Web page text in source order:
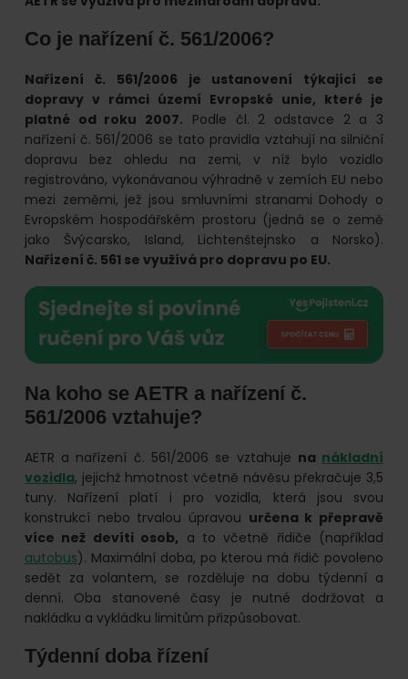
Co je nařízení č. 561/2006?
Nařízení č. 561/2006 je ustanovení týkající se
dopravy v rámci území Evropské unie, které je
platné od roku 2007. Podle čl. 2 odstavce 2 a 3
nařízení č. 561/2006 se tato pravidla vztahují na silniční
dopravu bez ohledu na zemi, v níž bylo vozidlo
registrováno, vykonávanou výhradně v zemích EU nebo
mezi zeměmi, jež jsou smluvními stranami Dohody o
Evropském hospodářském prostoru (jedná se o země
jako Švýcarsko, Island, Lichtenštejnsko a Norsko).
Nařízení č. 561 se využívá pro dopravu po EU.
Na koho se AETR a nařízení č.
561/2006 vztahuje?
AETR a nařízení č. 561/2006 se vztahuje na nákladní
vozidla, jejichž hmotnost včetně návěsu překračuje 3,5
tuny. Nařízení platí i pro vozidla, která jsou svou
konstrukcí nebo trvalou úpravou určena k přepravě
více než devíti osob, a to včetně řidiče (například
autobus). Maximální doba, po kterou má řidič povoleno
sedět za volantem, se rozděluje na dobu týdenní a
denní. Oba stanovené časy je nutné dodržovat a
nakládku a vykládku limitům přizpůsobovat.
Týdenní doba řízení